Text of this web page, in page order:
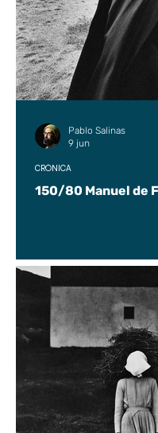
150/80 Manuel de
CRÓNICA
Pablo Salinas
9 jun